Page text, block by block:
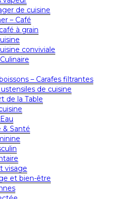
de cuisine
– Café
à grain
conviviale
– Carafes filtrantes
de cuisine
de la Table
& Santé
visage
et bien-être